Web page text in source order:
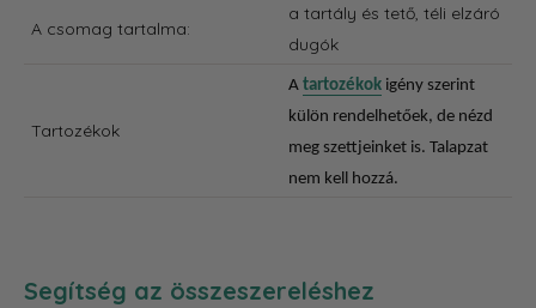
A csomag tartalma:
a tartály és tető, téli elzáró
dugók
Tartozékok
A tartozékok igény szerint
külön rendelhetőek, de nézd
meg szettjeinket is. Talapzat
nem kell hozzá.
Segítség az összeszereléshez